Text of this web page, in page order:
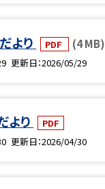
より PDF (4 MB)
更新日 2026/05/29
より
PDF
更新日 2026/04/30